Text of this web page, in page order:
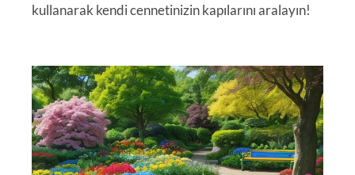
kullanarak kendi cennetinizin kapılarını aralayın!